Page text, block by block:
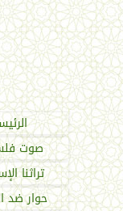
صوت
تراثنا
حوار ضد